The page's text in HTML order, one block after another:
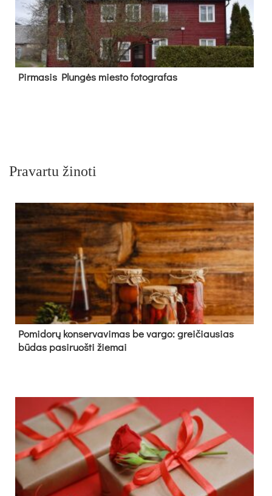
Pir­ma­sis Plun­gės mies­to fo­tog­ra­fas
Pravartu žinoti
Pomidorų konservavimas be vargo: greičiausias
būdas pasiruošti žiemai